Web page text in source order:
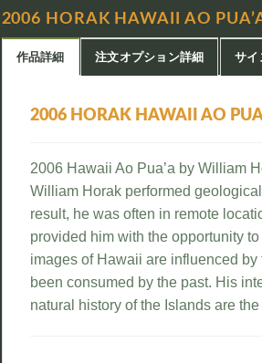
2006 HORAK HAWAII AO
作品詳細 注文オプション詳細 サイ
2006 HORAK HAWAII AO
2006 Hawaii Ao Pua’a by William
William Horak performed
result, he was often in remote
provided him with the opportunity
images of Hawaii are influenced
been consumed by the past. His
natural history of the Islands are